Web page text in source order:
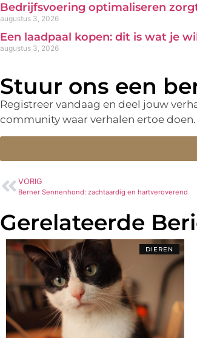
Bedrijfsvoering optimaliseren
augustus 3, 2026
Een laadpaal kopen: dit is wat je
augustus 3, 2026
Stuur ons een
Registreer vandaag en deel jouw
community waar verhalen ertoe doen.
VORIG
Berner Sennenhond: zachtaardig en hartveroverend
Gerelateerde
DIEREN